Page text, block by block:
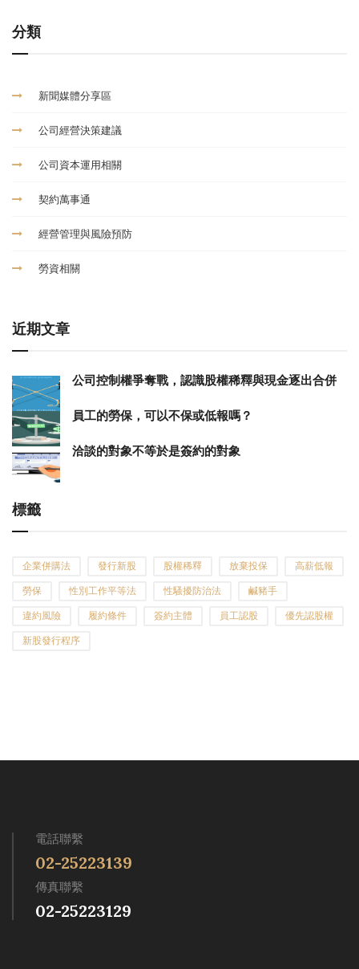
分類
新聞媒體分享區
公司經營決策建議
公司資本運用相關
契約萬事通
經營管理與風險預防
勞資相關
近期文章
公司控制權爭奪戰，認識股權稀釋與現金逐出合併
員工的勞保，可以不保或低報嗎？
洽談的對象不等於是簽約的對象
標籤
企業併購法 發行新股 股權稀釋 放棄投保 高薪低報
勞保 性別工作平等法 性騷擾防治法 鹹豬手
違約風險 履約條件 簽約主體 員工認股 優先認股權
新股發行程序
電話聯繫
02-25223139
傳真聯繫
02-25223129